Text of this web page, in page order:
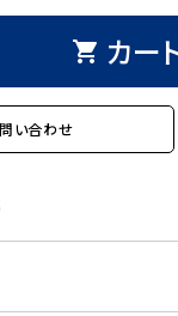
shopping_cart カー
い合わせ